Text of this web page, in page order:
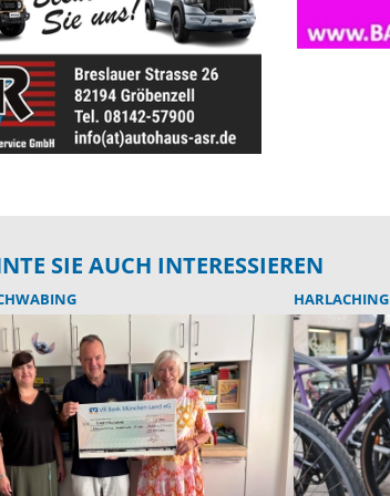
SIE AUCH INTERESSIEREN
HARLACHING